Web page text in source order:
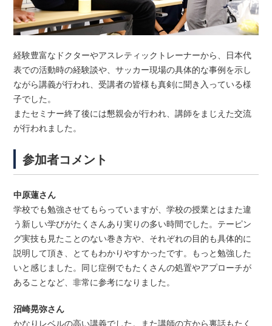
経験豊富なドクターやアスレティックトレーナーから、日本代
表での活動時の経験談や、サッカー現場の具体的な事例を示し
ながら講義が行われ、受講者の皆様も真剣に聞き入っている様
子でした。
またセミナー終了後には懇親会が行われ、講師をまじえた交流
が行われました。
参加者コメント
中原蓮さん
学校でも勉強させてもらっていますが、学校の授業とはまた違
う新しい学びがたくさんあり実りの多い時間でした。テーピン
グ実技も見たことのない巻き方や、それぞれの目的も具体的に
説明して頂き、とてもわかりやすかったです。もっと勉強した
いと感じました。同じ症例でもたくさんの処置やアプローチが
あることなど、非常に参考になりました。
沼崎晃弥さん
かなりレベルの高い講義でした。また講師の方から裏話もたく